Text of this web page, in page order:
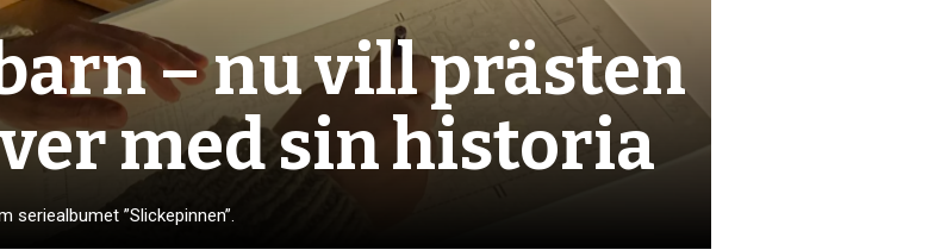
– nu vill prästen
med sin historia
seriealbumet ”Slickepinnen”.